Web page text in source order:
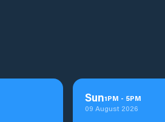
Sun1PM - 5PM
09 August 2026